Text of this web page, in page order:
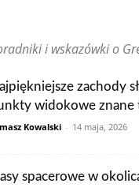
Kolumbia Korea
Turcja Ukraina
Emiraty Arabskie
i wskazówki o
zachody
widokowe znane
Kowalski - 14 maja, 2026
spacerowe w